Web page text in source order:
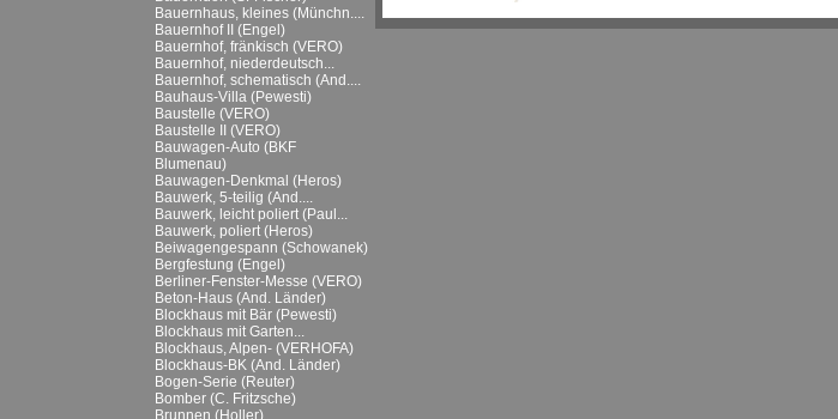
Bauernhaus, kleines (Münchn....
Bauernhof II (Engel)
Bauernhof, fränkisch (VERO)
Bauernhof, niederdeutsch...
Bauernhof, schematisch (And....
Bauhaus-Villa (Pewesti)
Baustelle (VERO)
Baustelle II (VERO)
Bauwagen-Auto (BKF
Blumenau)
Bauwagen-Denkmal (Heros)
Bauwerk, 5-teilig (And....
Bauwerk, leicht poliert (Paul...
Bauwerk, poliert (Heros)
Beiwagengespann (Schowanek)
Bergfestung (Engel)
Berliner-Fenster-Messe (VERO)
Beton-Haus (And. Länder)
Blockhaus mit Bär (Pewesti)
Blockhaus mit Garten...
Blockhaus, Alpen- (VERHOFA)
Blockhaus-BK (And. Länder)
Bogen-Serie (Reuter)
Bomber (C. Fritzsche)
Brunnen (Holler)